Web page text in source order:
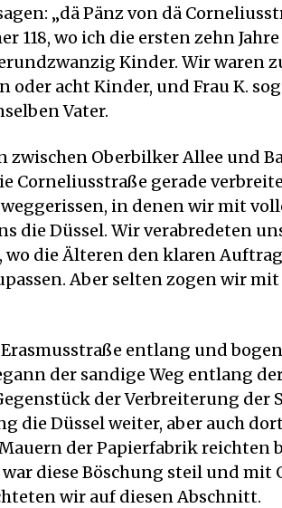
„dä Pänz von dä
118, wo ich die ersten zehn
Kinder. Wir waren
oder acht Kinder, und Frau K.
Vater.
zwischen Oberbilker Allee und
Corneliusstraße gerade
in denen wir mit
die Düssel. Wir verabredeten
wo die Älteren den klaren
Aber selten zogen wir
entlang und
der sandige Weg entlang
der Verbreiterung der
die Düssel weiter, aber auch
der Papierfabrik reichten
diese Böschung steil und mit
wir auf diesen Abschnitt.